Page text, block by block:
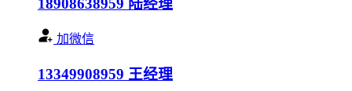
18908638959 陆经理
加微信
13349908959 王经理